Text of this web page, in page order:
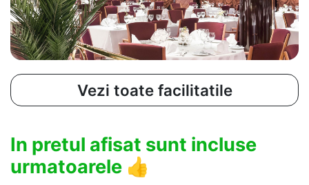
Vezi toate facilitatile
In pretul afisat sunt incluse
urmatoarele 👍